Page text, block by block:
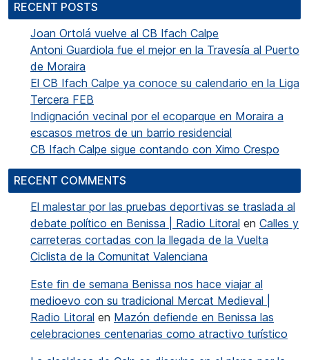
RECENT POSTS
Joan Ortolá vuelve al CB Ifach Calpe
Antoni Guardiola fue el mejor en la Travesía al Puerto
de Moraira
El CB Ifach Calpe ya conoce su calendario en la Liga
Tercera FEB
Indignación vecinal por el ecoparque en Moraira a
escasos metros de un barrio residencial
CB Ifach Calpe sigue contando con Ximo Crespo
RECENT COMMENTS
El malestar por las pruebas deportivas se traslada al
debate político en Benissa | Radio Litoral en Calles y
carreteras cortadas con la llegada de la Vuelta
Ciclista de la Comunitat Valenciana
Este fin de semana Benissa nos hace viajar al
medioevo con su tradicional Mercat Medieval |
Radio Litoral en Mazón defiende en Benissa las
celebraciones centenarias como atractivo turístico